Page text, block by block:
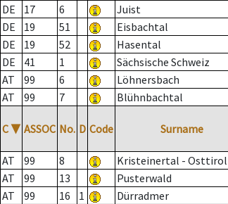
DE 17 6 Juist
DE
19 51 Eisbachtal
DE
19 52 Hasental
DE
41 1 Sächsische Schweiz
AT
99 6 Löhnersbach
AT
99 7 Blühnbachtal
C ▼ ASSOC No. D Code Surname
AT
99 8 Kristeinertal - Osttirol
AT
99 13 Pusterwald
AT
99 16 1 Dürradmer